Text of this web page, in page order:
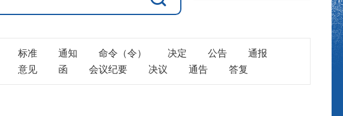
标准 通知 命令（令） 决定 公告
通报
意见 函 会议纪要 决议 通告 答复